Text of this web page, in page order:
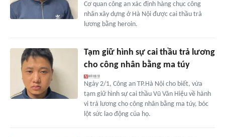
Cơ quan công an xác định hàng chục công
nhân xây dựng ở Hà Nội được cai thầu trả
lương bằng heroin.
Tạm giữ hình sự cai thầu trả lương
cho công nhân bằng ma túy
Ngày 2/1, Công an TP.Hà Nội cho biết, vừa
tạm giữ hình sự cai thầu Vũ Văn Hiệu về hành
vi trả lương cho công nhân bằng ma túy, bóc
lột sức lao động của họ.